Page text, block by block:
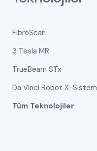
FibroScan
3 Tesla MR
TrueBeam STx
Da Vinci Robot X-Sistem
Tüm Teknolojiler